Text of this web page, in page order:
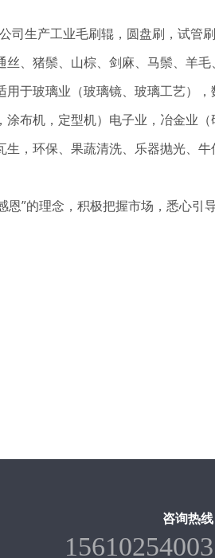
生产工业毛刷辊，圆盘刷，试管
、猪鬃、山棕、剑麻、马鬃、羊
于玻璃业（玻璃镜、玻璃工艺）
布机，定型机）电子业，冶金业
，环保、果蔬清洗、乐器抛光、
”的理念，积极把握市场，悉心引
咨询热线
15610254003